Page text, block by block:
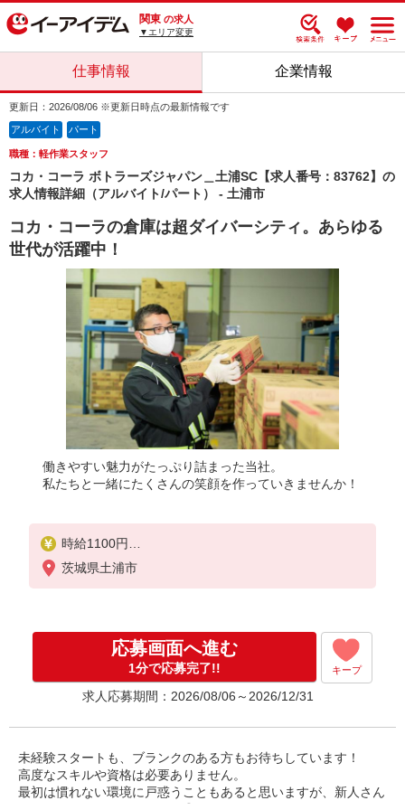
関東 の求人
▼エリア変更
仕事情報 企業情報
更新日：2026/08/06 ※更新日時点の最新情報です
アルバイト パート
職種：軽作業スタッフ
コカ・コーラ ボトラーズジャパン＿土浦SC【求人番号：83762】の
求人情報詳細（アルバイト/パート） - 土浦市
コカ・コーラの倉庫は超ダイバーシティ。あらゆる
世代が活躍中！
働きやすい魅力がたっぷり詰まった当社。
私たちと一緒にたくさんの笑顔を作っていきませんか！
時給1100円
【給与支給日】
茨城県土浦市
応募画面へ進む
1分で応募完了!! キープ
求人応募期間：2026/08/06～2026/12/31
未経験スタートも、ブランクのある方もお待ちしています！
高度なスキルや資格は必要ありません。
最初は慣れない環境に戸惑うこともあると思いますが、新人さん